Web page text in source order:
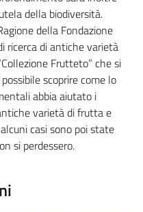
della biodiversità.
della Fondazione
ricerca di antiche varietà
Frutteto” che si
scoprire come lo
abbia aiutato i
varietà di frutta e
casi sono poi state
si perdessero.